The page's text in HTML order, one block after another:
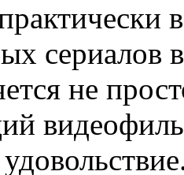
сериалов
не